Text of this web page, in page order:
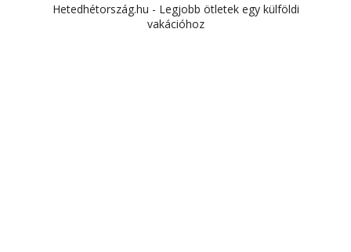
Hetedhétország.hu - Legjobb ötletek egy külföldi
vakációhoz